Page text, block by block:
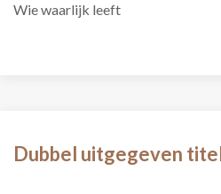
Wie waarlijk leeft
Dubbel uitgegeven